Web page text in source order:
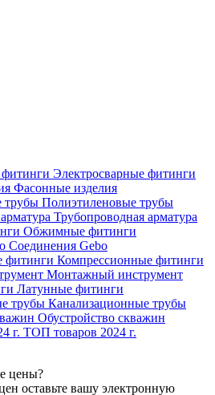
Электросварные фитинги
Фасонные изделия
Полиэтиленовые трубы
Трубопроводная арматура
Обжимные фитинги
Соединения Gebo
Компрессионные фитинги
Монтажный инструмент
Латунные фитинги
Канализационные трубы
Обустройство скважин
ТОП товаров 2024 г.
цены?
оставьте вашу электронную